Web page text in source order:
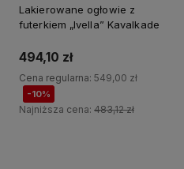
Materiałowe podszycie do
ogłowia "Caliano Cerra"
62,10 zł
Cena regularna: 69,00 zł
Najniższa cena: